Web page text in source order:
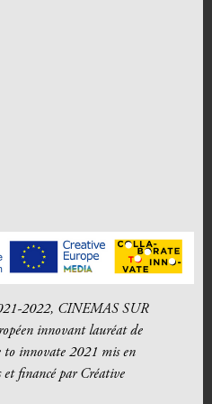
2022, CINEMAS SUR
innovant lauréat de
to innovate 2021 mis en
financé par Créative